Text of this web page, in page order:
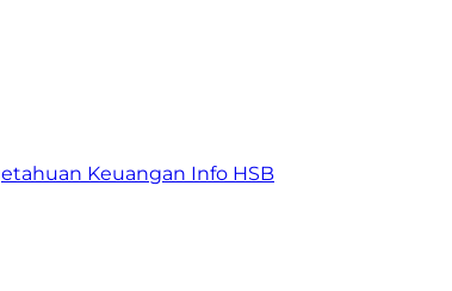
Keuangan Info HSB